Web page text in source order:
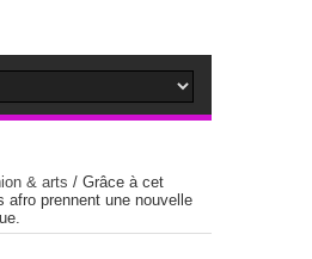
& arts / Grâce à cet
afro prennent une nouvelle